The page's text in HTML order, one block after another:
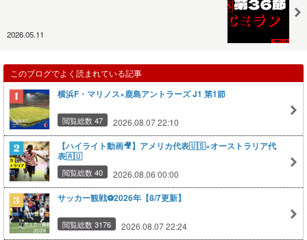
2026.05.11
このブログでよく読まれている記事
横浜F・マリノス×鹿島アントラーズ J1 第1節
閲覧総数 47 2026.08.07 22:10
【ハイライト動画🎥】アメリカ代表🇺🇸×オーストラリア代
表🇦🇺
閲覧総数 40 2026.08.06 00:00
サッカー観戦⚽️2026年【8/7更新】
閲覧総数 3176 2026.08.07 22:24